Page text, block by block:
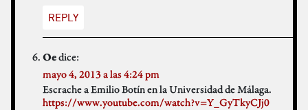
REPLY
Oedice:
mayo 4, 2013 a las 4:24 pm
Escrache a Emilio Botín en la Universidad de Málaga.
https://www.youtube.com/watch?v=Y_GyTkyCJj0